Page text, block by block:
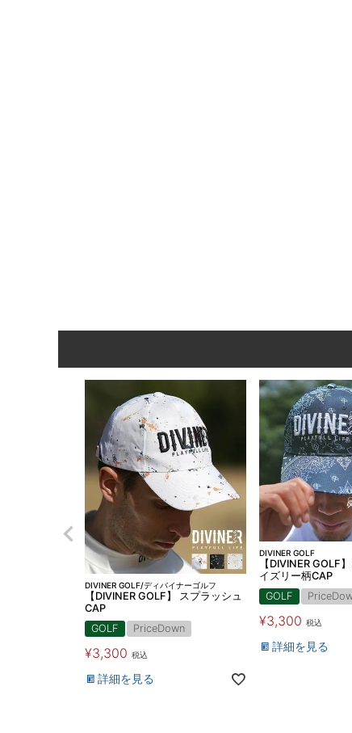
DIVINER GOLF/ディバイナーゴルフ
【DIVINER GOLF】 スプラッシュ
CAP
GOLF
PriceDown
¥3,300 税込
詳細を見る
DIVINER GOLF
【DIVINER GOLF
イズリー柄CAP
GOLF
¥3,300 税込
詳細を見る